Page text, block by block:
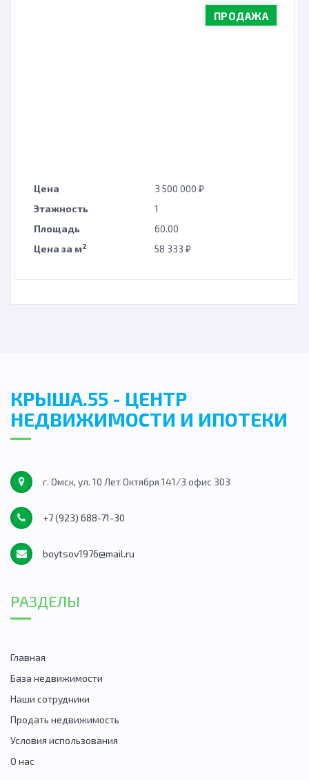
ПРОДАЖА
Цена
3 500 000 ₽
Этажность
1
Площадь
60.00
Цена за м2 58 333 ₽
КРЫША.55 - ЦЕНТР
НЕДВИЖИМОСТИ И ИПОТЕКИ
г. Омск, ул. 10 Лет Октября 141/3 офис 303
+7 (923) 688-71-30
boytsov1976@mail.ru
РАЗДЕЛЫ
Главная
База недвижимости
Наши сотрудники
Продать недвижимость
Условия использования
О нас